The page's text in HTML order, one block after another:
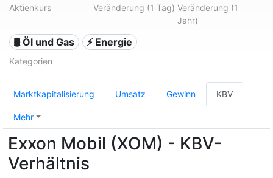
Aktienkurs Veränderung (1 Tag) Veränderung (1
Jahr)
🛢 Öl und Gas ⚡ Energie
Kategorien
Marktkapitalisierung Umsatz Gewinn KBV
Mehr
Exxon Mobil (XOM) - KBV-
Verhältnis